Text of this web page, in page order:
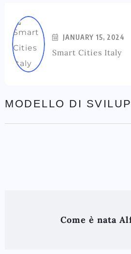
JANUARY 15, 2024
Smart Cities Italy
MODELLO DI
Come è nata